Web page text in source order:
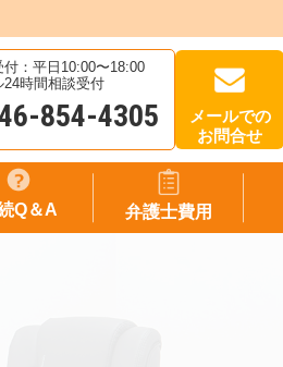
付：平日10:00〜18:00
24時間相談受付
854-4305
メールでの
お問合せ
Q＆A 弁護士費用